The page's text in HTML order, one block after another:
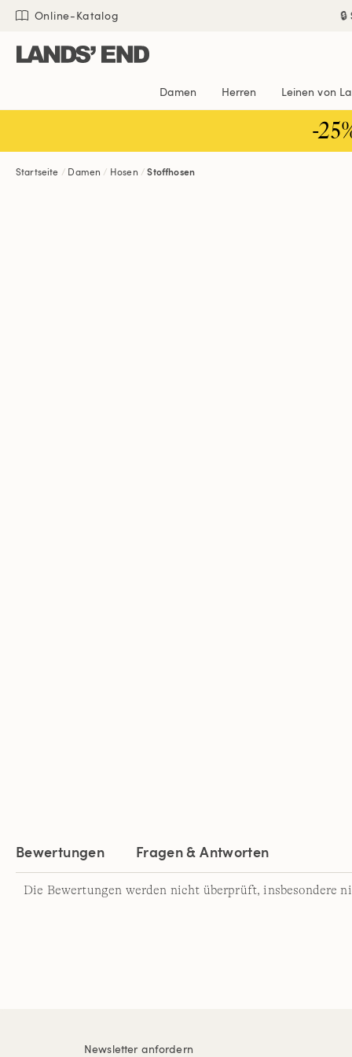
Direkt
Inhalt
Direkt
Navigation
Direkt
Suche
Online-Katalog
Damen Herren Leinen von
-
Startseite Damen Hosen Stoffhosen
Bewertungen Fragen & Antworten
Die Bewertungen werden nicht überprüft, insbesondere
Newsletter anfordern